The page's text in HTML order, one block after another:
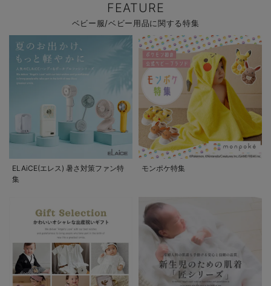
FEATURE
ベビー服/ベビー用品に関する特集
ELAiCE(エレス) 暑さ対策ファン特
集
モンポケ特集